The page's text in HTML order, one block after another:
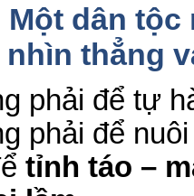
Một dân
nhìn thẳng
phải để tự
phải để
tỉnh táo –